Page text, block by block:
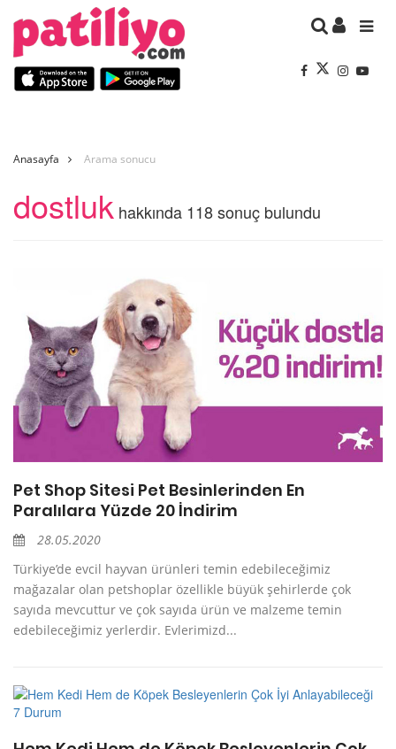
Anasayfa Arama sonucu
dostluk hakkında 118 sonuç bulundu
Pet Shop Sitesi Pet Besinlerinden En
Paralılara Yüzde 20 İndirim
28.05.2020
Türkiye’de evcil hayvan ürünleri temin edebileceğimiz
mağazalar olan petshoplar özellikle büyük şehirlerde çok
sayıda mevcuttur ve çok sayıda ürün ve malzeme temin
edebileceğimiz yerlerdir. Evlerimizd...